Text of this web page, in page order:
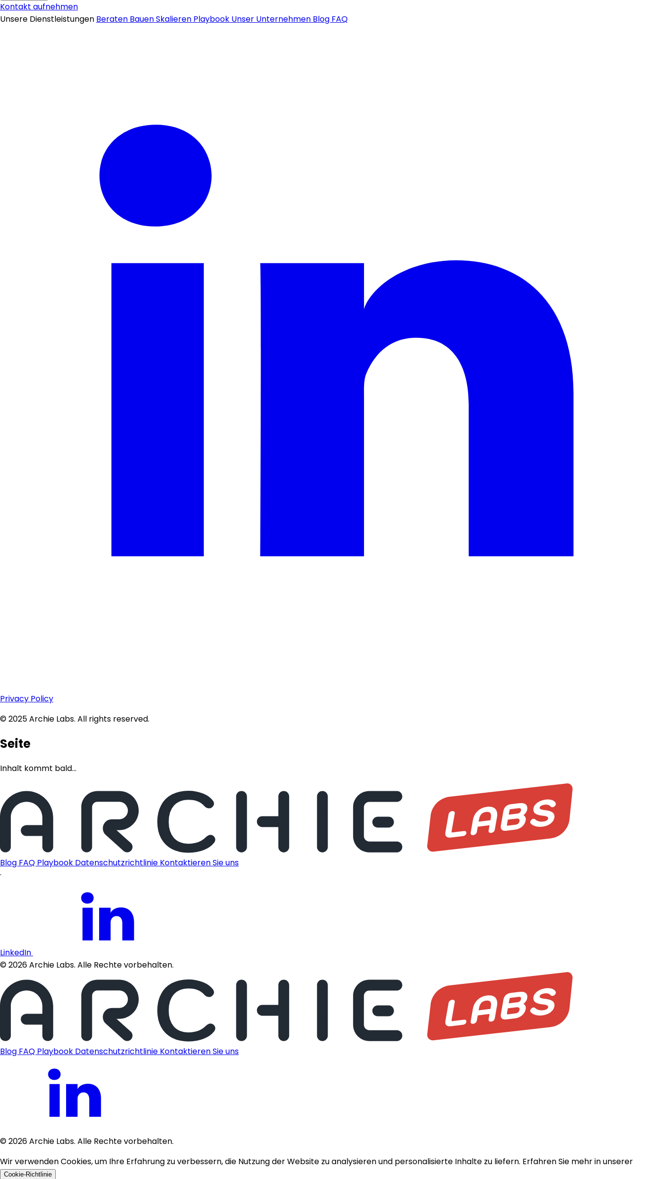
Kontakt aufnehmen
Unsere Dienstleistungen Beraten BauenSkalieren Playbook Unser Unternehmen Blog FAQ
Privacy Policy
© 2025 Archie Labs. All rights reserved.
Seite
Inhalt kommt bald...
Blog FAQ Playbook Datenschutzrichtlinie Kontaktieren Sie uns
·
LinkedIn
©2026Archie Labs. Alle Rechte vorbehalten.
Blog FAQ Playbook Datenschutzrichtlinie Kontaktieren Sie uns
©2026Archie Labs. Alle Rechte vorbehalten.
Wir verwenden Cookies, um Ihre Erfahrung zu verbessern, die Nutzung der Website zu analysieren und personalisierte Inhalte zu liefern. Erfahren Sie mehr in unserer
Cookie-Richtlinie